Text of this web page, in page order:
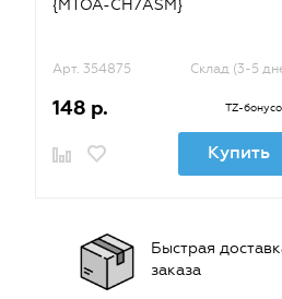
{MTOA-CH7ASM}
Арт. 354875 Склад (3-5
148 р. TZ-
Купить
Быстрая
заказа